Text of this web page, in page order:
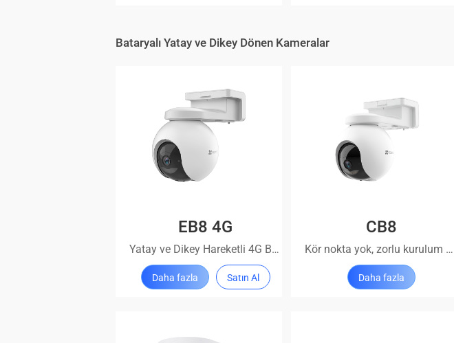
Bataryalı Yatay ve Dikey Dönen Kameralar
EB8 4G
Yatay ve Dikey Hareketli 4G Bataryalı Kamera
Daha fazla Satın Al
CB8
Kör nokta yok, zorlu kurulum yok
Daha fazla